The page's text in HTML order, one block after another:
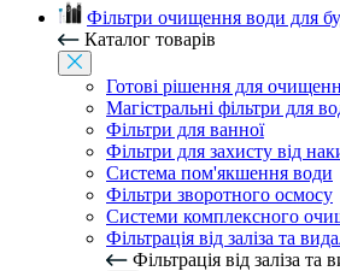
Фільтри очищення води для
Каталог товарів
Готові рішення для
Магістральні фільтри для
Фільтри для ванної
Фільтри для захисту від
Система пом'якшення води
Фільтри зворотного осмосу
Системи комплексного
Фільтрація від заліза та
Фільтрація від заліза